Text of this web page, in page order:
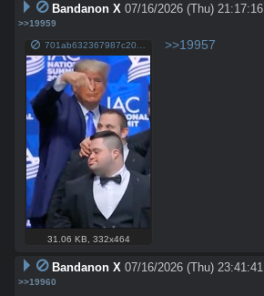
Bandanon X 07/16/2026 (Thu) 21:17:16
>>19959
31.06 KB 332x464
>>19957
Bandanon X 07/16/2026 (Thu) 23:41:41
>>19960